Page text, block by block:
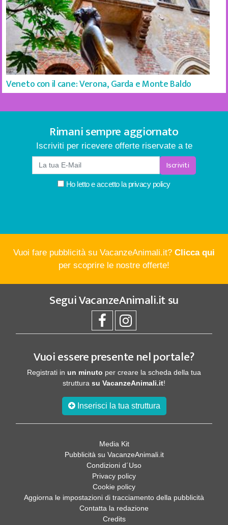
Veneto con il cane: Verona, Garda e Monte Baldo
Rimani sempre aggiornato
Iscriviti per ricevere offerte riservate a te
Iscriviti
Ho letto e accetto la privacy policy
Vuoi fare pubblicità su VacanzeAnimali.it? Clicca qui
per scoprire le nostre offerte!
SeguiVacanzeAnimali.itsu
Vuoi essere presente nel portale?
Registrati in un minuto per creare la scheda della tua
struttura su VacanzeAnimali.it!
Inserisci la tua struttura
Media Kit
Pubblicità su VacanzeAnimali.it
Condizioni d´Uso
Privacy policy
Cookie policy
Aggiorna le impostazioni di tracciamento della pubblicità
Contatta la redazione
Credits